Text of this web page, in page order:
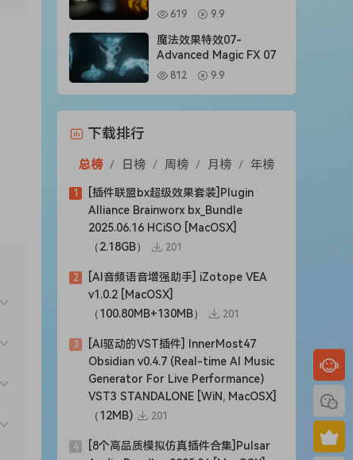
619 9.9
魔法效果特效07-
Advanced Magic FX 07
812 9.9
下载排行
总榜 / 日榜 / 周榜 / 月榜 / 年榜
1
[插件联盟bx超级效果套装]Plugin
Alliance Brainworx bx_Bundle
2025.06.16 HCiSO [MacOSX]
（2.18GB）
201
2
[AI音频语音增强助手] iZotope VEA
v1.0.2 [MacOSX]
（100.80MB+130MB）
201
3
[AI驱动的VST插件] InnerMost47
Obsidian v0.4.7 (Real-time AI Music
Generator For Live Performance)
VST3 STANDALONE [WiN, MacOSX]
（12MB)
201
4
[8个高品质模拟仿真插件合集]Pulsar